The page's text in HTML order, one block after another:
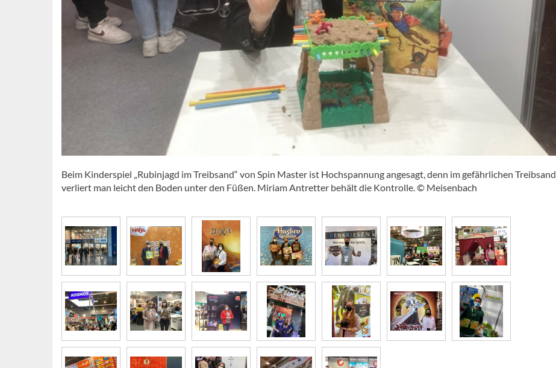
Beim Kinderspiel „Rubinjagd im Treibsand“ von Spin Master ist Hochspannung angesagt, denn im gefährlichen Treibsand
verliert man leicht den Boden unter den Füßen. Miriam Antretter behält die Kontrolle. © Meisenbach